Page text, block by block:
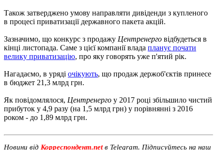
Також затверджено умову направляти дивіденди з купленого
в процесі приватизації державного пакета акцій.
Зазначимо, що конкурс з продажу Центренерго відбудеться в
кінці листопада. Саме з цієї компанії влада планує почати
велику приватизацію, про яку говорять уже п'ятий рік.
Нагадаємо, в уряді очікують, що продаж держоб'єктів принесе
в бюджет 21,3 млрд грн.
Як повідомлялося, Центренерго у 2017 році збільшило чистий
прибуток у 4,9 разу (на 1,5 млрд грн) у порівнянні з 2016
роком - до 1,89 млрд грн.
Новини від Корреспондент.netв Telegram. Підписуйтесь на наш